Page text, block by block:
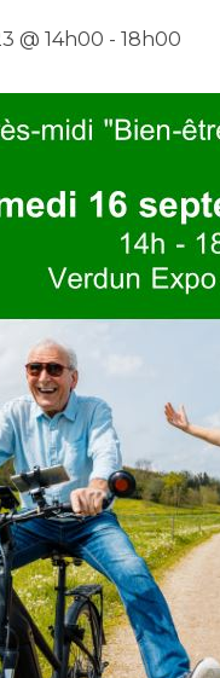
@ 14h00 - 18h00